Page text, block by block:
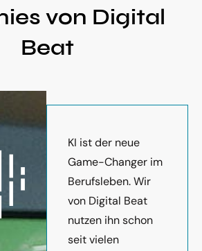
von Digital
Beat
KI ist der neue
Game-Changer im
Berufsleben. Wir
von Digital Beat
nutzen ihn schon
seit vielen